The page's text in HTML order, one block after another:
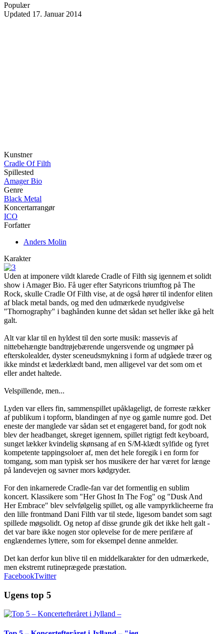
Populær
Updated 17. Januar 2014
Kunstner
Cradle Of Filth
Spillested
Amager Bio
Genre
Black Metal
Koncertarrangør
ICO
Forfatter
Anders Molin
Karakter
Uden at imponere vildt klarede Cradle of Filth sig igennem et solidt
show i Amager Bio. Få uger efter Satyricons triumftog på The
Rock, skulle Cradle Of Filth vise, at de også hører til indenfor eliten
af black metal bands, og med den udmærkede nyudgivelse
"Thornography" i baghånden kunne det sådan set heller ikke gå helt
galt.
Alt var klar til en hyldest til den sorte musik: massevis af
nittebehængte bandtrøjebærende ungersvende og ungmøer på
efterskolealder, dyster sceneudsmykning i form af udgåede træer og
ikke mindst et læderklædt band, men alligevel var det som om et
eller andet haltede.
Velspillende, men...
Lyden var ellers fin, sammenspillet upåklageligt, de forreste rækker
af publikum i topform, blandingen af nye og gamle numre god. Det
eneste der manglede var sådan set et engageret band, for godt nok
blev der headbanget, skreget igennem, spillet rigtigt fedt keyboard,
sunget lækker kvindelig skønsang af en S/M-klædt sylfide og fyret
kompetente tappingsoloer af, men det hele foregik i en form for
tomgang, som man typisk ser hos musikere der har været for længe
på landevejen og savner mors kødgryder.
For den inkarnerede Cradle-fan var det formentlig en sublim
koncert. Klassikere som "Her Ghost In The Fog" og "Dusk And
Her Embrace" blev selvfølgelig spillet, og alle vampyrklicheerne fra
den lille frontmand Dani Filth var til stede, ligesom bandet som sagt
spillede møgsolidt. Og netop af disse grunde gik det ikke helt galt -
det var bare ikke nogen stor oplevelse for de mere perifære af
englændernes lyttere, som for eksempel denne anmelder.
Det kan derfor kun blive til en middelkarakter for den udmærkede,
men ekstremt rutineprægede præstation.
FacebookTwitter
Ugens top 5